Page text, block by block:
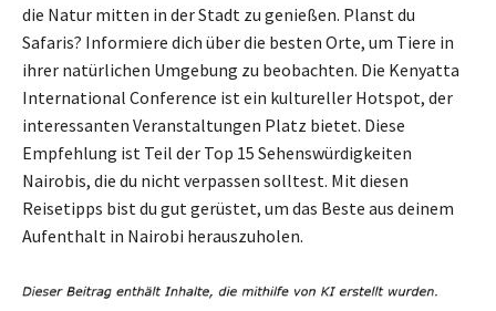
die Natur mitten in der Stadt zu genießen. Planst du
Safaris? Informiere dich über die besten Orte, um Tiere in
ihrer natürlichen Umgebung zu beobachten. Die Kenyatta
International Conference ist ein kultureller Hotspot, der
interessanten Veranstaltungen Platz bietet. Diese
Empfehlung ist Teil der Top 15 Sehenswürdigkeiten
Nairobis, die du nicht verpassen solltest. Mit diesen
Reisetipps bist du gut gerüstet, um das Beste aus deinem
Aufenthalt in Nairobi herauszuholen.